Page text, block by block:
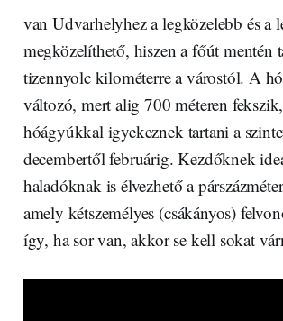
van Udvarhelyhez a legközelebb és a
megközelíthető, hiszen a főút mentén
tizennyolc kilométerre a várostól. A
változó, mert alig 700 méteren
hóágyúkkal igyekeznek tartani a
decembertől februárig. Kezdőknek
haladóknak is élvezhető a
amely kétszemélyes (csákányos)
így, ha sor van, akkor se kell sokat